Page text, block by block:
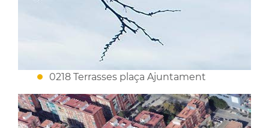
0218 Terrasses plaça Ajuntament